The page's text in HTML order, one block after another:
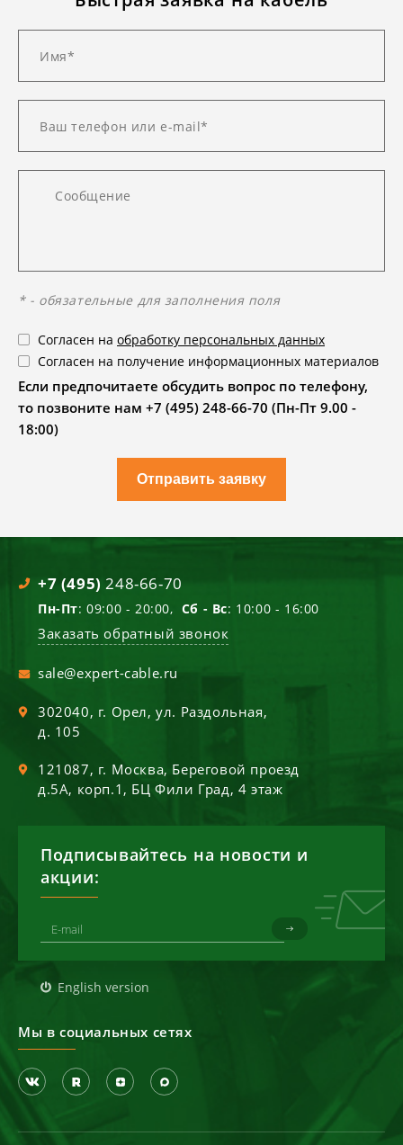
* - обязательные для заполнения поля
Согласен на обработку персональных данных
Согласен на получение информационных материалов
Если предпочитаете обсудить вопрос по телефону,
то позвоните нам +7 (495) 248-66-70 (Пн-Пт 9.00 -
18:00)
Отправить заявку
+7 (495) 248-66-70
Пн-Пт: 09:00 - 20:00, Сб - Вс: 10:00 - 16:00
Заказать обратный звонок
sale@expert-cable.ru
302040, г. Орел,ул. Раздольная,
д. 105
121087, г. Москва, Береговой проезд
д.5А, корп.1, БЦ Фили Град, 4 этаж
Подписывайтесь на новости и
акции:
English version
Мы в социальных сетях